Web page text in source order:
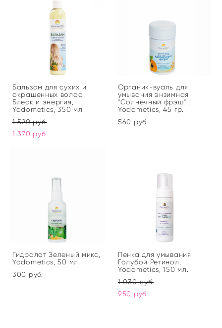
Бальзам для сухих и
окрашенных волос.
Блеск и энергия,
Yodometics, 350 мл
1 520 pуб.
1 370 pуб.
Органик-вуаль для
умывания энзимная
"Солнечный фрэш" ,
Yodometics, 45 гр.
560 pуб.
Гидролат Зеленый микс,
Yodometics, 50 мл.
300 pуб.
Пенка для умывания
Голубой Ретинол,
Yodometics, 150 мл.
1 030 pуб.
950 pуб.